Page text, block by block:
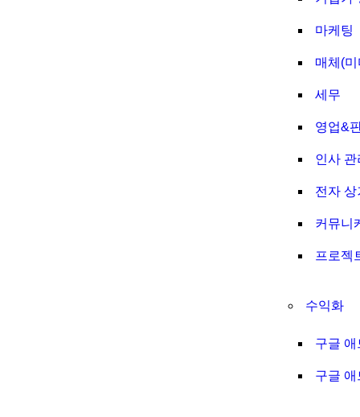
마케팅
매체(
세무
영업&
인사 관
전자 상
커뮤니
프로젝
수익화
구글 애
구글